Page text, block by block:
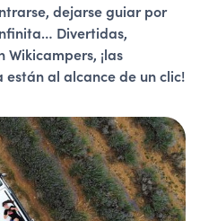
dejarse guiar por
Divertidas,
¡las
al alcance de un clic!